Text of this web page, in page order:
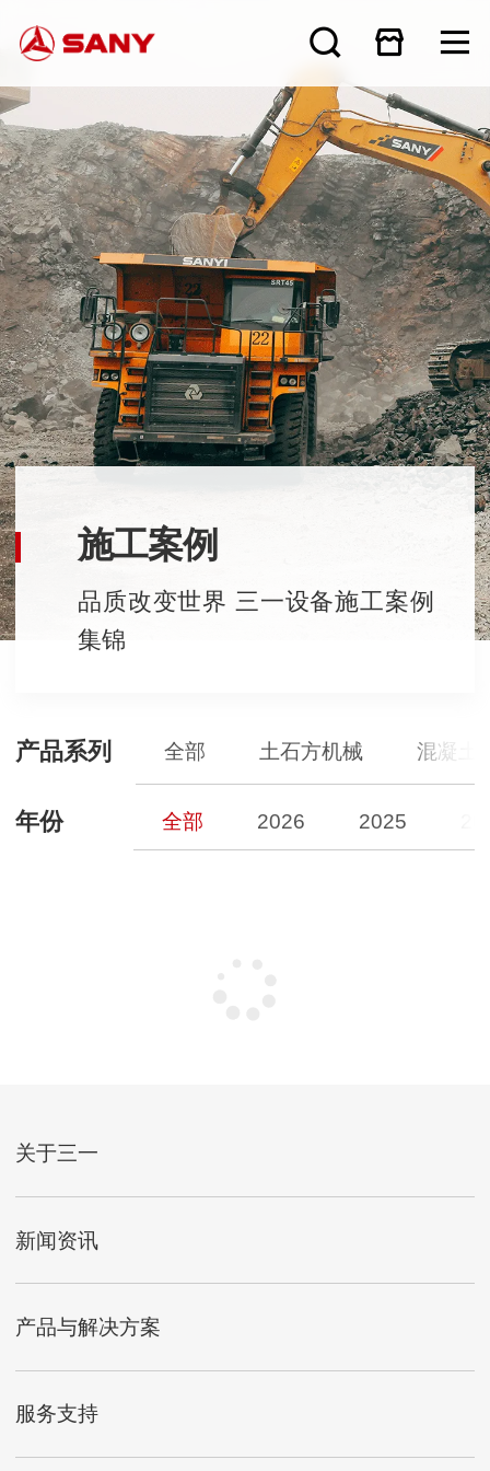
施工案例
品质改变世界 三一设备施工案例
集锦
产品系列 全部 土石方机械 混凝土
年份 全部 2026 2025
关于三一
新闻资讯
产品与解决方案
服务支持